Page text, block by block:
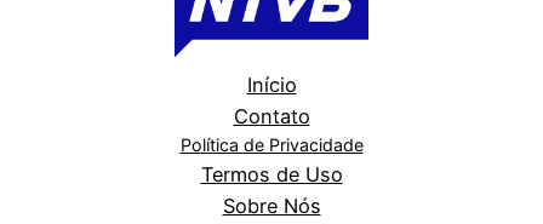
Início
Contato
Política de Privacidade
Termos de Uso
Sobre Nós